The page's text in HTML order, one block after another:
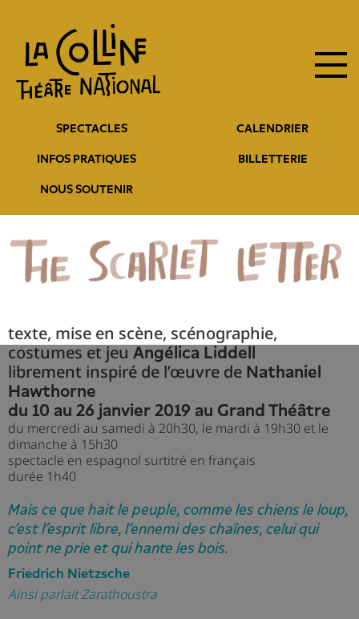
contenu
principal
entête
SPECTACLES CALENDRIER
INFOS PRATIQUES BILLETTERIE
NOUS SOUTENIR
principale
texte, mise en scène, scénographie,
costumes et jeu Angélica Liddell
librement inspiré de l’œuvre de Nathaniel
Hawthorne
du 10 au 26 janvier 2019 au Grand Théâtre
du mercredi au samedi à 20h30, le mardi à 19h30 et le
dimanche à 15h30
spectacle en espagnol surtitré en français
durée 1h40
Mais ce que hait le peuple, comme les chiens le loup,
c’est l’esprit libre, l’ennemi des chaînes, celui qui
point ne prie et qui hante les bois.
Friedrich Nietzsche
Ainsi parlait Zarathoustra